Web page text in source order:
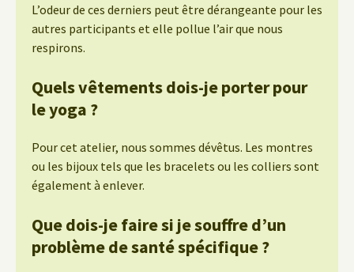
L’odeur de ces derniers peut être dérangeante pour les
autres participants et elle pollue l’air que nous
respirons.
Quels vêtements dois-je porter pour
le yoga ?
Pour cet atelier, nous sommes dévêtus. Les montres
ou les bijoux tels que les bracelets ou les colliers sont
également à enlever.
Que dois-je faire si je souffre d’un
problème de santé spécifique ?